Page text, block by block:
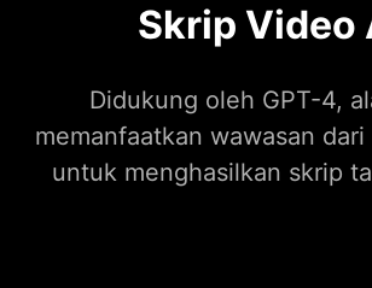
Skrip Video
Didukung oleh GPT-4,
memanfaatkan wawasan
untuk menghasilkan skrip